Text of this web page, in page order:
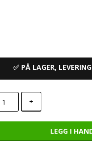
✅ PÅ LAGER,
+
LEGG I